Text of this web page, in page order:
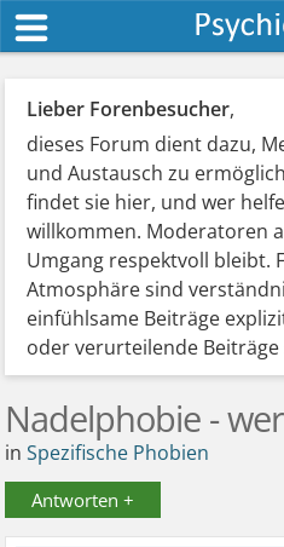
Lieber Forenbesucher,
dieses Forum dient dazu,
und Austausch zu
findet sie hier, und wer
willkommen. Moderatoren
Umgang respektvoll bleibt.
Atmosphäre sind
einfühlsame Beiträge
oder verurteilende
Nadelphobie -
inSpezifische Phobien
Antworten +